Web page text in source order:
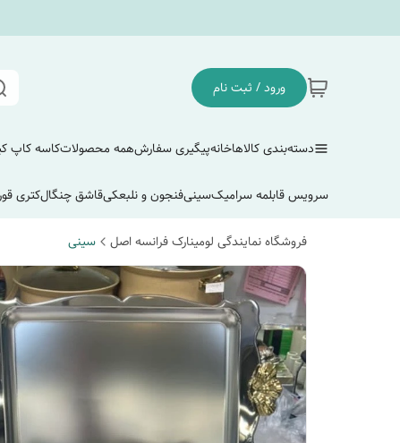
ورود / ثبت نام
دسته‌بندی کالاهاخانهپیگیری سفارشهمه محصولاتکاسه کاپ
سرویس قابلمه سرامیکسینیفنجون و نلبعکیقاشق چنگالکتری
فروشگاه نمایندگی لومینارک فرانسه اصل سینی